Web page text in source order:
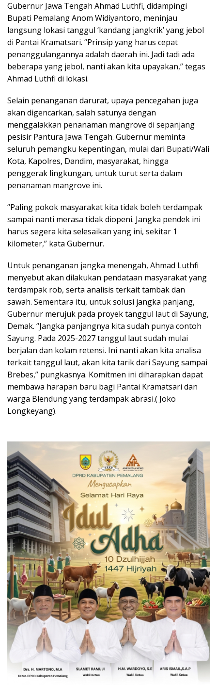
Gubernur Jawa Tengah Ahmad Luthfi, didampingi
Bupati Pemalang Anom Widiyantoro, meninjau
langsung lokasi tanggul ‘kandang jangkrik’ yang jebol
di Pantai Kramatsari. “Prinsip yang harus cepat
penanggulangannya adalah daerah ini. Jadi tadi ada
beberapa yang jebol, nanti akan kita upayakan,” tegas
Ahmad Luthfi di lokasi.
Selain penanganan darurat, upaya pencegahan juga
akan digencarkan, salah satunya dengan
menggalakkan penanaman mangrove di sepanjang
pesisir Pantura Jawa Tengah. Gubernur meminta
seluruh pemangku kepentingan, mulai dari Bupati/Wali
Kota, Kapolres, Dandim, masyarakat, hingga
penggerak lingkungan, untuk turut serta dalam
penanaman mangrove ini.
“Paling pokok masyarakat kita tidak boleh terdampak
sampai nanti merasa tidak diopeni. Jangka pendek ini
harus segera kita selesaikan yang ini, sekitar 1
kilometer,” kata Gubernur.
Untuk penanganan jangka menengah, Ahmad Luthfi
menyebut akan dilakukan pendataan masyarakat yang
terdampak rob, serta analisis terkait tambak dan
sawah. Sementara itu, untuk solusi jangka panjang,
Gubernur merujuk pada proyek tanggul laut di Sayung,
Demak. “Jangka panjangnya kita sudah punya contoh
Sayung. Pada 2025-2027 tanggul laut sudah mulai
berjalan dan kolam retensi. Ini nanti akan kita analisa
terkait tanggul laut, akan kita tarik dari Sayung sampai
Brebes,” pungkasnya. Komitmen ini diharapkan dapat
membawa harapan baru bagi Pantai Kramatsari dan
warga Blendung yang terdampak abrasi.( Joko
Longkeyang).